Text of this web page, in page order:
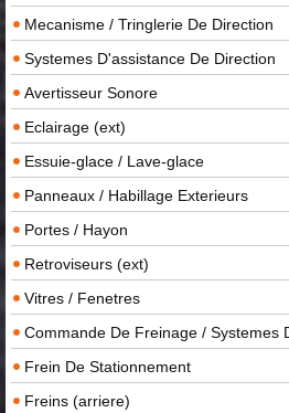
Mecanisme / Tringlerie De Direction
Systemes D'assistance De Direction
Avertisseur Sonore
Eclairage (ext)
Essuie-glace / Lave-glace
Panneaux / Habillage Exterieurs
Portes / Hayon
Retroviseurs (ext)
Vitres / Fenetres
Commande De Freinage / Systemes
Frein De Stationnement
Freins (arriere)